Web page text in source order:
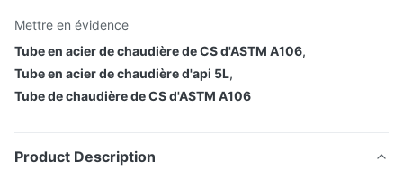
Mettre en évidence
Tube en acier de chaudière de CS d'ASTM A106,
Tube en acier de chaudière d'api 5L,
Tube de chaudière de CS d'ASTM A106
Product Description